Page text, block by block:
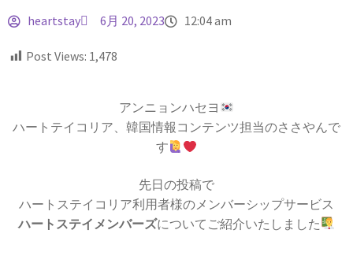
heartstay 6月 20, 2023 12:04 am
Post Views: 1,478
アンニョンハセヨ
ハートテイコリア、韓国情報コンテンツ担当のささやんで
す
先日の投稿で
ハートステイコリア利用者様のメンバーシップサービス
ハートステイメンバーズについてご紹介いたしました